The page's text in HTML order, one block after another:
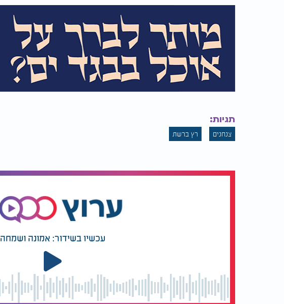
תגיות:
צנחנים רץ ברשת
עכשיו בשידור: אמונה ושמחה